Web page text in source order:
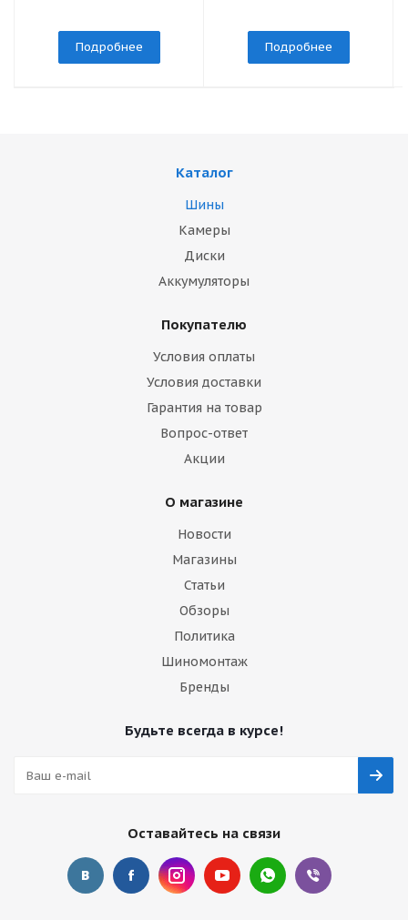
Подробнее Подробнее
Каталог
Шины
Камеры
Диски
Аккумуляторы
Покупателю
Условия оплаты
Условия доставки
Гарантия на товар
Вопрос-ответ
Акции
О магазине
Новости
Магазины
Статьи
Обзоры
Политика
Шиномонтаж
Бренды
Будьте всегда в курсе!
Оставайтесь на связи